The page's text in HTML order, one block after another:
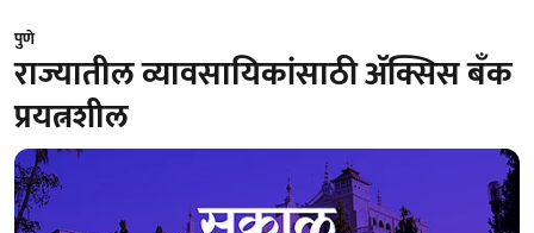
पुणे
राज्यातील व्यावसायिकांसाठी ॲक्सिस बँक
प्रयत्नशील